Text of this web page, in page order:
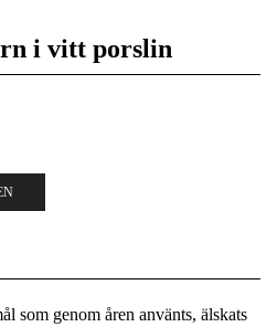
i vitt porslin
som genom åren använts, älskats